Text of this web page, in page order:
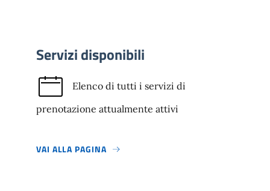
Servizi disponibili
Elenco di tutti i servizi di
prenotazione attualmente attivi
VAI ALLA PAGINA